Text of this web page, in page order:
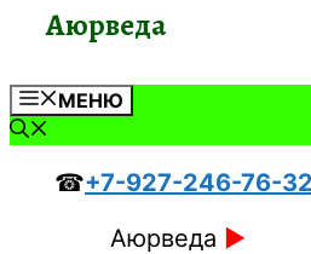
Аюрведа
МЕНЮ
☎+7-927-246-76-32
Аюрведа ►